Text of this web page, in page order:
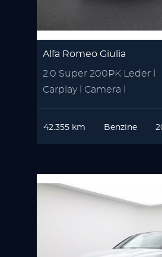
Alfa Romeo Giulia
2.0 Super 200PK Leder l
Carplay l Camera l
42.355 km Benzine